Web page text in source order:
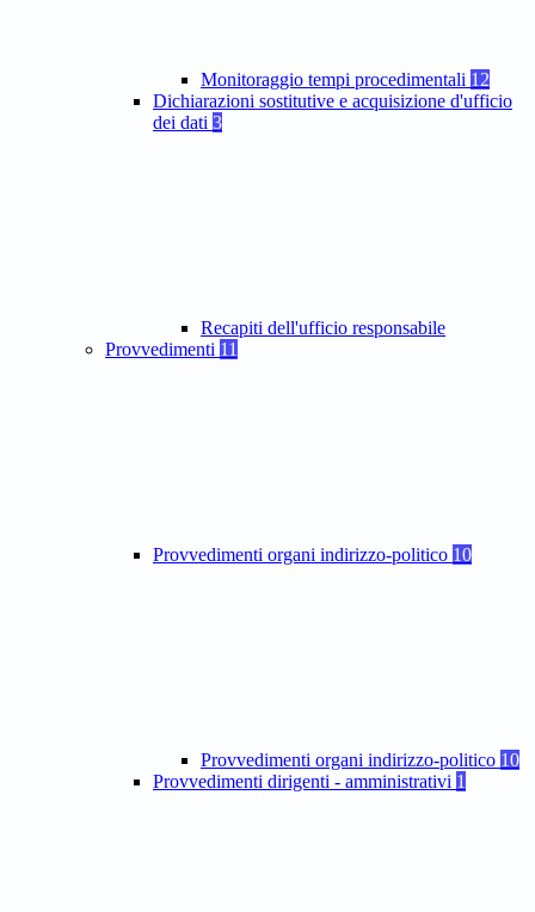
Monitoraggio tempi procedimentali 12
Dichiarazioni sostitutive e acquisizione d'ufficio
dei dati 3
Recapiti dell'ufficio responsabile
Provvedimenti 11
Provvedimenti organi indirizzo-politico 10
Provvedimenti organi indirizzo-politico 10
Provvedimenti dirigenti - amministrativi 1